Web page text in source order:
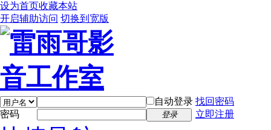
设为首页收藏本站
开启辅助访问 切换到宽版
自动登录 找回密码
密码
登录 立即注册